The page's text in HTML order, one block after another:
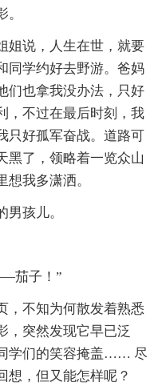
姐说，人生在世，就要
同学约好去野游。爸妈
们也拿我没办法，只好
，不过在最后时刻，我
只好孤军奋战。道路可
黑了，领略着一览众山
我多潇洒。
孩儿。
茄子！”
，不知为何散发着熟悉
，突然发现它早已泛
学们的笑容掩盖…… 尽
想，但又能怎样呢？